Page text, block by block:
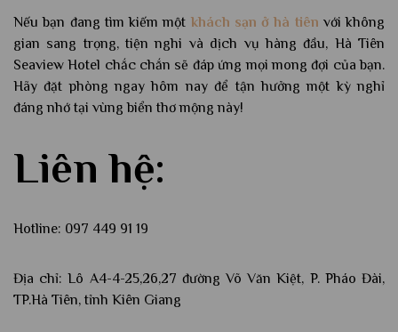
Nếu bạn đang tìm kiếm một khách sạn ở hà tiên với không
gian sang trọng, tiện nghi và dịch vụ hàng đầu, Hà Tiên
Seaview Hotel chắc chắn sẽ đáp ứng mọi mong đợi của bạn.
Hãy đặt phòng ngay hôm nay để tận hưởng một kỳ nghỉ
đáng nhớ tại vùng biển thơ mộng này!
Liên hệ:
Hotline: 097 449 91 19
Địa chỉ: Lô A4-4-25,26,27 đường Võ Văn Kiệt, P. Pháo Đài,
TP.Hà Tiên, tỉnh Kiên Giang